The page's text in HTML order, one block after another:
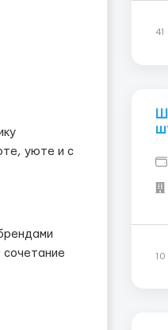
уюте и с
41
10